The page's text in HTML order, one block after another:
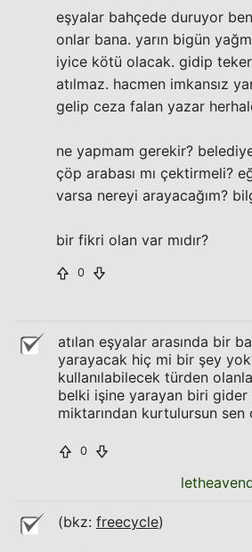
eşyalar bahçede duruyor
onlar bana. yarın bigün
iyice kötü olacak. gidip
atılmaz. hacmen imkansız
gelip ceza falan yazar
ne yapmam gerekir?
çöp arabası mı çektirmeli?
varsa nereyi arayacağım?
bir fikri olan var mıdır?
0
atılan eşyalar arasında bir
yarayacak hiç mi bir şey
kullanılabilecek türden
belki işine yarayan biri gider
miktarından kurtulursun sen
0
(bkz: freecycle)